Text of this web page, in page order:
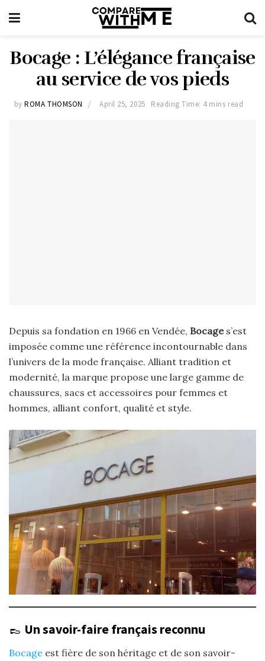
Bocage : L’élégance française
au service de vos pieds
by ROMA THOMSON April 25, 2025 Reading Time: 4 mins read
Depuis sa fondation en 1966 en Vendée, Bocages’est
imposée comme une référence incontournable dans
l’univers de la mode française. Alliant tradition et
modernité, la marque propose une large gamme de
chaussures, sacs et accessoires pour femmes et
hommes, alliant confort, qualité et style.​
👞 Un savoir-faire français reconnu
Bocage est fière de son héritage et de son savoir-